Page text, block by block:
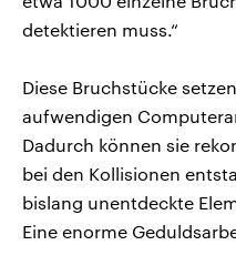
detektieren muss.“
Diese Bruchstücke
aufwendigen
Dadurch können sie
bei den Kollisionen
bislang unentdeckte
Eine enorme